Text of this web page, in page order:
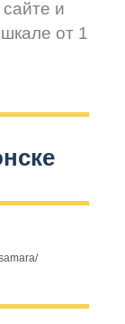
и
от 1